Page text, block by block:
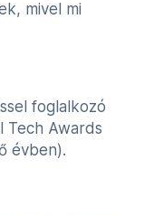
mivel mi
foglalkozó
Tech Awards
évben).